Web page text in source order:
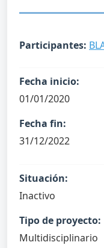
Participantes:
Fecha inicio:
01/01/2020
Fecha fin:
31/12/2022
Situación:
Inactivo
Tipo de proyecto:
Multidisciplinario